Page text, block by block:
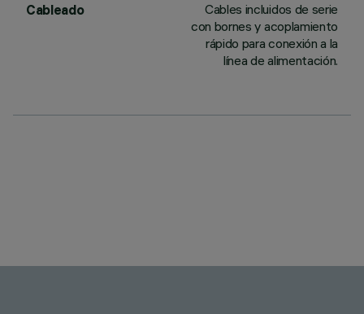
Cableado
Cables incluidos de serie
con bornes y acoplamiento
rápido para conexión a la
línea de alimentación.